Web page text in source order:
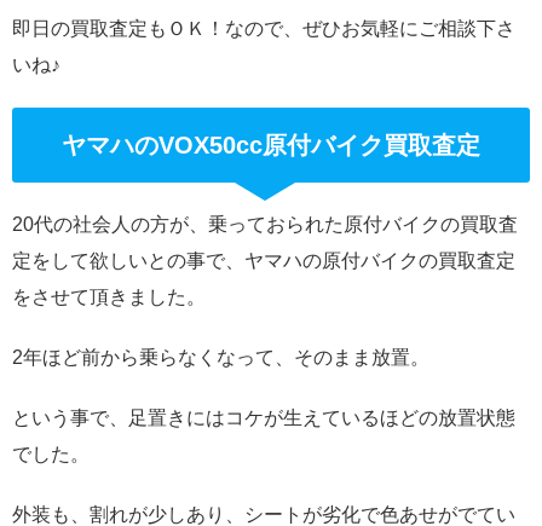
即日の買取査定もＯＫ！なので、ぜひお気軽にご相談下さ
いね♪
ヤマハのVOX50cc原付バイク買取査定
20代の社会人の方が、乗っておられた原付バイクの買取査
定をして欲しいとの事で、ヤマハの原付バイクの買取査定
をさせて頂きました。
2年ほど前から乗らなくなって、そのまま放置。
という事で、足置きにはコケが生えているほどの放置状態
でした。
外装も、割れが少しあり、シートが劣化で色あせがでてい